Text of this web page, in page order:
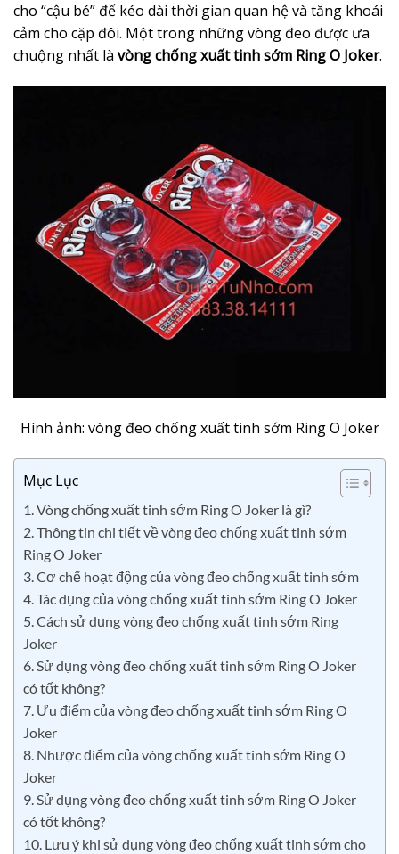
cho “cậu bé” để kéo dài thời gian quan hệ và tăng khoái
cảm cho cặp đôi. Một trong những vòng đeo được ưa
chuộng nhất là vòng chống xuất tinh sớm Ring O Joker.
Hình ảnh: vòng đeo chống xuất tinh sớm Ring O Joker
Mục Lục
1. Vòng chống xuất tinh sớm Ring O Joker là gì?
2. Thông tin chi tiết về vòng đeo chống xuất tinh sớm
Ring O Joker
3. Cơ chế hoạt động của vòng đeo chống xuất tinh sớm
4. Tác dụng của vòng chống xuất tinh sớm Ring O Joker
5. Cách sử dụng vòng đeo chống xuất tinh sớm Ring
Joker
6. Sử dụng vòng đeo chống xuất tinh sớm Ring O Joker
có tốt không?
7. Ưu điểm của vòng đeo chống xuất tinh sớm Ring O
Joker
8. Nhược điểm của vòng chống xuất tinh sớm Ring O
Joker
9. Sử dụng vòng đeo chống xuất tinh sớm Ring O Joker
có tốt không?
10. Lưu ý khi sử dụng vòng đeo chống xuất tinh sớm cho